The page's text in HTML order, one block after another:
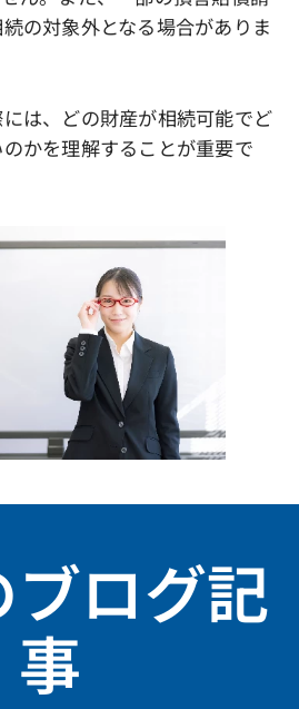
の対象外となる場合がありま
は、どの財産が相続可能でど
かを理解することが重要で
ログ記
事